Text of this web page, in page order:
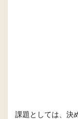
課題としては、決